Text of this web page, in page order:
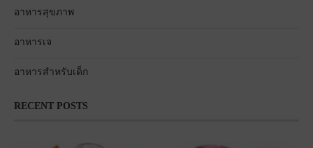
อาหารสุขภาพ
อาหารเจ
อาหารสำหรับเด็ก
RECENT POSTS